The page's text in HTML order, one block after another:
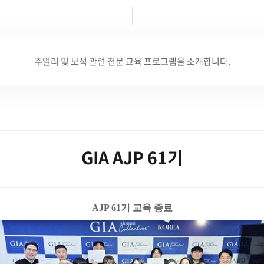
주얼리 및 보석 관련 전문 교육 프로그램을 소개합니다.
GIA AJP 61기
AJP 61기 교육 종료